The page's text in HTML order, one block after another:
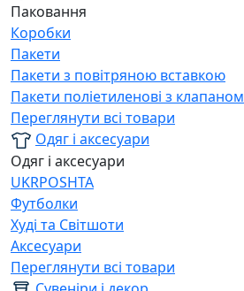
Паковання
Коробки
Пакети
Пакети з повітряною вставкою
Пакети поліетиленові з клапаном
Переглянути всі товари
Одяг і аксесуари
Одяг і аксесуари
UKRPOSHTA
Футболки
Худі та Світшоти
Аксесуари
Переглянути всі товари